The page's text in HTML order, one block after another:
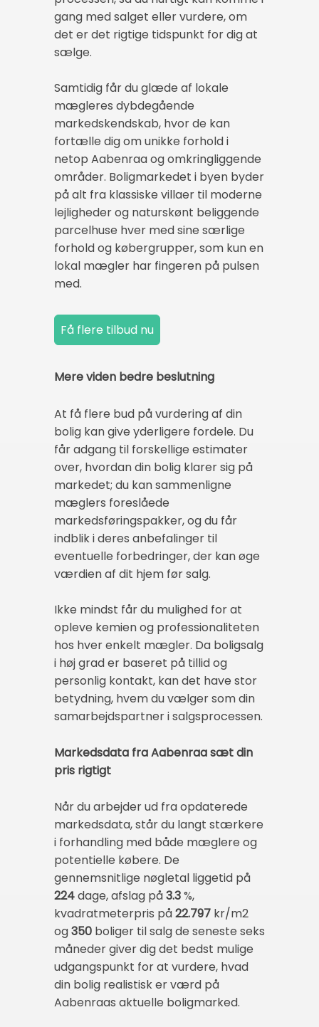
gang med salget eller vurdere, om
det er det rigtige tidspunkt for dig at
sælge.
Samtidig får du glæde af lokale
mægleres dybdegående
markedskendskab, hvor de kan
fortælle dig om unikke forhold i
netop Aabenraa og omkringliggende
områder. Boligmarkedet i byen byder
på alt fra klassiske villaer til moderne
lejligheder og naturskønt beliggende
parcelhuse hver med sine særlige
forhold og købergrupper, som kun en
lokal mægler har fingeren på pulsen
med.
Mere viden bedre beslutning
At få flere bud på vurdering af din
bolig kan give yderligere fordele. Du
får adgang til forskellige estimater
over, hvordan din bolig klarer sig på
markedet; du kan sammenligne
mæglers foreslåede
markedsføringspakker, og du får
indblik i deres anbefalinger til
eventuelle forbedringer, der kan øge
værdien af dit hjem før salg.
Ikke mindst får du mulighed for at
opleve kemien og professionaliteten
hos hver enkelt mægler. Da boligsalg
i høj grad er baseret på tillid og
personlig kontakt, kan det have stor
betydning, hvem du vælger som din
samarbejdspartner i salgsprocessen.
Markedsdata fra Aabenraa sæt din
pris rigtigt
Når du arbejder ud fra opdaterede
markedsdata, står du langt stærkere
i forhandling med både mæglere og
potentielle købere. De
gennemsnitlige nøgletal liggetid på
224dage, afslag på3.3%,
kvadratmeterpris på22.797 kr/m2
og350 boliger til salg de seneste seks
måneder giver dig det bedst mulige
udgangspunkt for at vurdere, hvad
din bolig realistisk er værd på
Aabenraas aktuelle boligmarked.